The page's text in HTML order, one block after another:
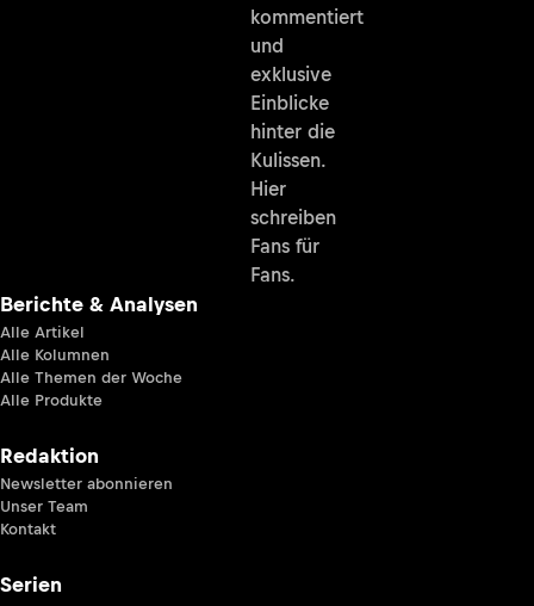
kommentiert
und
exklusive
Einblicke
hinter die
Kulissen.
Hier
schreiben
Fans für
Fans.
Berichte & Analysen
Alle Artikel
Alle Kolumnen
Alle Themen der Woche
Alle Produkte
Redaktion
Newsletter abonnieren
Unser Team
Kontakt
Serien